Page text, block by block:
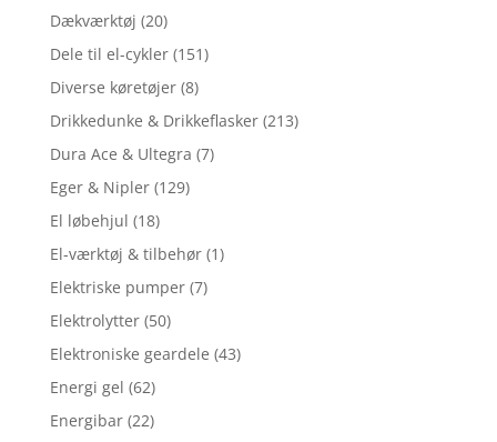
Dækværktøj (20)
Dele til el-cykler (151)
Diverse køretøjer (8)
Drikkedunke & Drikkeflasker (213)
Dura Ace & Ultegra (7)
Eger & Nipler (129)
El løbehjul (18)
El-værktøj & tilbehør (1)
Elektriske pumper (7)
Elektrolytter (50)
Elektroniske geardele (43)
Energi gel (62)
Energibar (22)